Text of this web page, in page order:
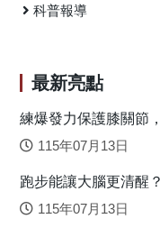
能的員工對自身能力
壓力源減少時，員工
基於研究結果，本研究
化人員配置，通過心理
工安排在相應崗位以最
第三，提供技能培訓與
代；第四，重視工作與
科普報導
最新亮點
練爆發力保護膝關節
落地關鍵
115年07月13日
跑步能讓大腦更清醒
115年07月13日